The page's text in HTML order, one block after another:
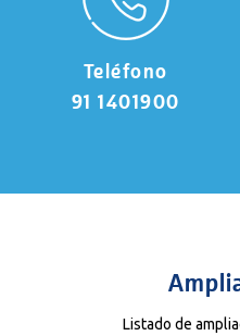
Teléfono
91 1401900
Listado de